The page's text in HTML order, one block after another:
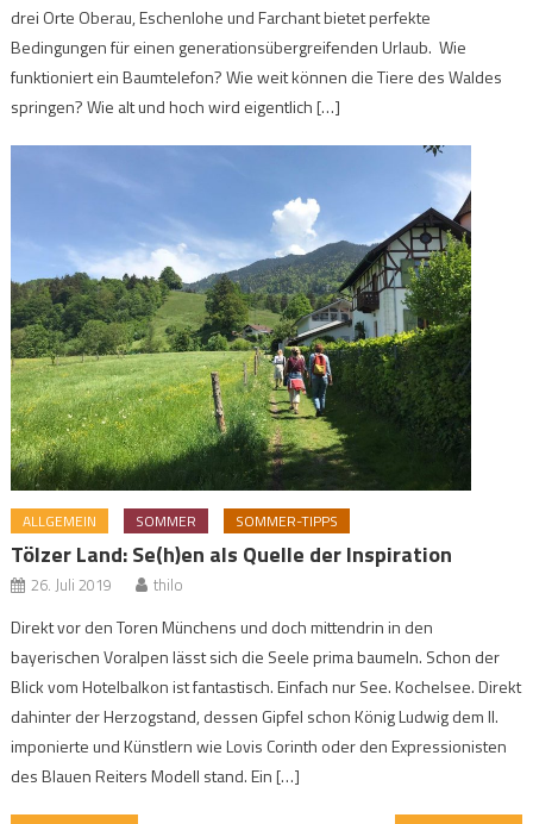
drei Orte Oberau, Eschenlohe und Farchant bietet perfekte
Bedingungen für einen generationsübergreifenden Urlaub. Wie
funktioniert ein Baumtelefon? Wie weit können die Tiere des Waldes
springen? Wie alt und hoch wird eigentlich […]
ALLGEMEIN SOMMER SOMMER-TIPPS
Tölzer Land: Se(h)en als Quelle der Inspiration
26. Juli 2019 thilo
Direkt vor den Toren Münchens und doch mittendrin in den
bayerischen Voralpen lässt sich die Seele prima baumeln. Schon der
Blick vom Hotelbalkon ist fantastisch. Einfach nur See. Kochelsee. Direkt
dahinter der Herzogstand, dessen Gipfel schon König Ludwig dem II.
imponierte und Künstlern wie Lovis Corinth oder den Expressionisten
des Blauen Reiters Modell stand. Ein […]